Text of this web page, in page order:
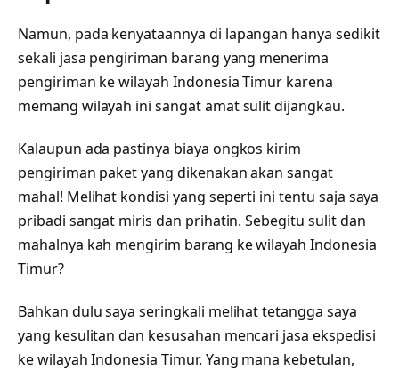
Namun, pada kenyataannya di lapangan hanya sedikit
sekali jasa pengiriman barang yang menerima
pengiriman ke wilayah Indonesia Timur karena
memang wilayah ini sangat amat sulit dijangkau.
Kalaupun ada pastinya biaya ongkos kirim
pengiriman paket yang dikenakan akan sangat
mahal! Melihat kondisi yang seperti ini tentu saja saya
pribadi sangat miris dan prihatin. Sebegitu sulit dan
mahalnya kah mengirim barang ke wilayah Indonesia
Timur?
Bahkan dulu saya seringkali melihat tetangga saya
yang kesulitan dan kesusahan mencari jasa ekspedisi
ke wilayah Indonesia Timur. Yang mana kebetulan,